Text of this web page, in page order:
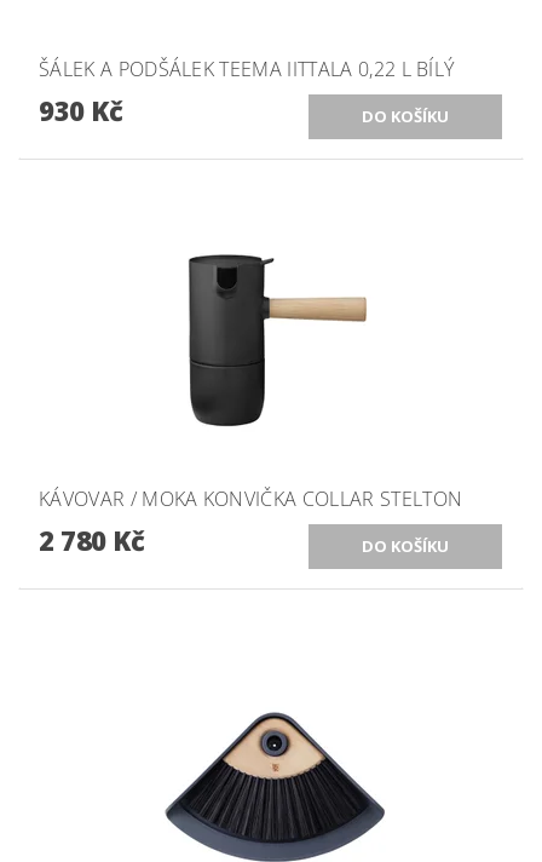
ŠÁLEK A PODŠÁLEK TEEMA IITTALA 0,22 L BÍLÝ
930 Kč
KÁVOVAR / MOKA KONVIČKA COLLAR STELTON
2 780 Kč